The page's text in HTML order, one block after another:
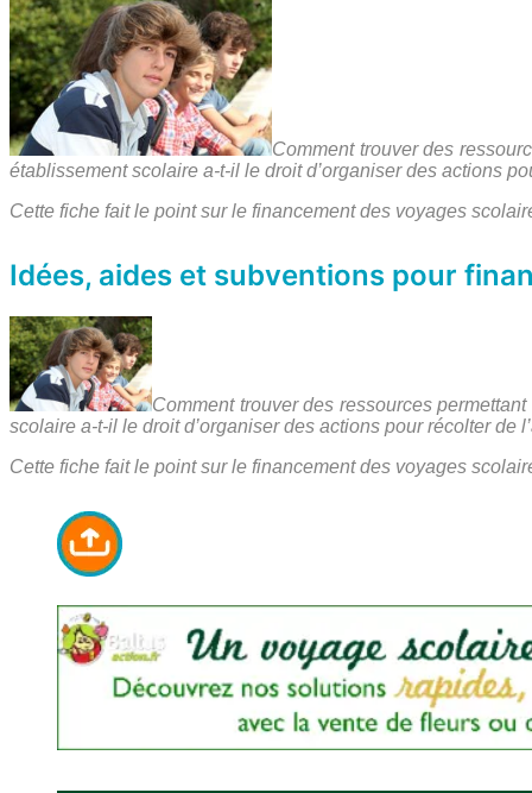
Comment trouver des
établissement scolaire a-t-il le droit d’organiser des actions
Cette fiche fait le point sur le financement des voyages
Idées, aides et subventions pour
Comment trouver des ressources
scolaire a-t-il le droit d’organiser des actions pour récolter
Cette fiche fait le point sur le financement des voyages